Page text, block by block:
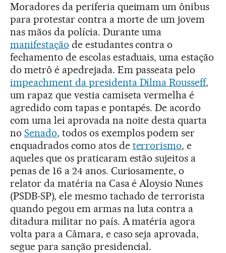
Moradores da periferia queimam um ônibus
para protestar contra a morte de um jovem
nas mãos da polícia. Durante uma
manifestação de estudantes contra o
fechamento de escolas estaduais, uma estação
do metrô é apedrejada. Em passeata pelo
impeachment da presidenta Dilma Rousseff,
um rapaz que vestia camiseta vermelha é
agredido com tapas e pontapés. De acordo
com uma lei aprovada na noite desta quarta
no Senado, todos os exemplos podem ser
enquadrados como atos de terrorismo, e
aqueles que os praticaram estão sujeitos a
penas de 16 a 24 anos. Curiosamente, o
relator da matéria na Casa é Aloysio Nunes
(PSDB-SP), ele mesmo tachado de terrorista
quando pegou em armas na luta contra a
ditadura militar no país. A matéria agora
volta para a Câmara, e caso seja aprovada,
segue para sanção presidencial.